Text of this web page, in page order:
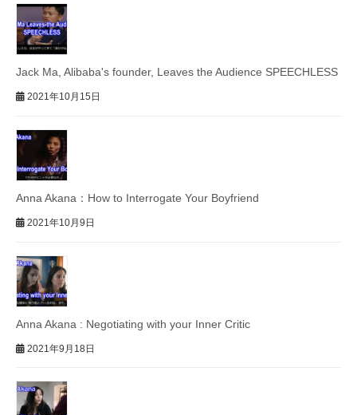
Jack Ma, Alibaba's founder, Leaves the Audience SPEECHLESS
2021年10月15日
Anna Akana：How to Interrogate Your Boyfriend
2021年10月9日
Anna Akana : Negotiating with your Inner Critic
2021年9月18日